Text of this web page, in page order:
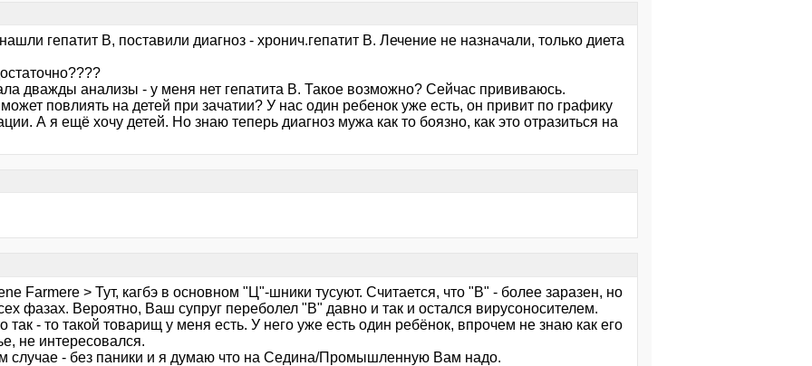
гепатит В, поставили диагноз - хронич.гепатит В. Лечение не назначали, только диета
дважды анализы - у меня нет гепатита В. Такое возможно? Сейчас прививаюсь.
может повлиять на детей при зачатии? У нас один ребенок уже есть, он привит по графику
А я ещё хочу детей. Но знаю теперь диагноз мужа как то боязно, как это отразиться на
Farmere > Тут, кагбэ в основном "Ц"-шники тусуют. Считается, что "В" - более заразен, но
фазах. Вероятно, Ваш супруг переболел "В" давно и так и остался вирусоносителем.
так - то такой товарищ у меня есть. У него уже есть один ребёнок, впрочем не знаю как его
не интересовался.
случае - без паники и я думаю что на Седина/Промышленную Вам надо.